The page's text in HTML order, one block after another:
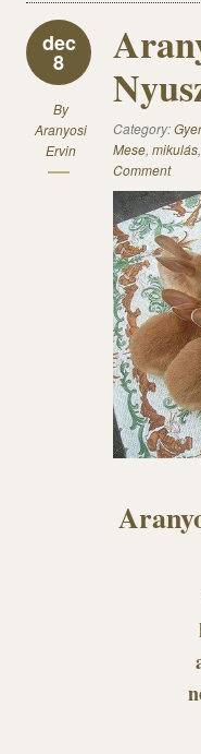
dec
8
By
Aranyosi
Ervin
Category:
Mese, mikulás,
Comment